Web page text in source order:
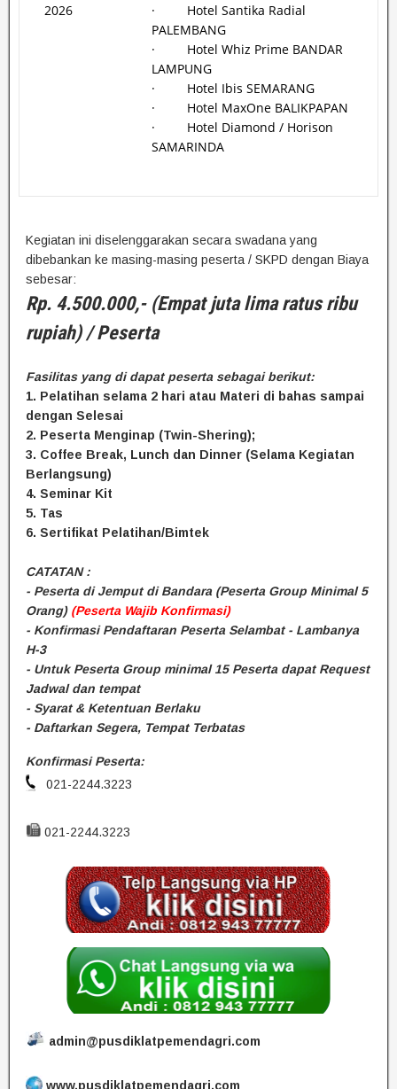
2026
· Hotel Santika Radial
PALEMBANG
· Hotel Whiz Prime BANDAR
LAMPUNG
· Hotel Ibis SEMARANG
· Hotel MaxOne BALIKPAPAN
· Hotel Diamond / Horison
SAMARINDA
Kegiatan ini diselenggarakan secara swadana yang
dibebankan ke masing-masing peserta / SKPD dengan Biaya
sebesar:
Rp. 4.500.000,- (Empat juta lima ratus ribu
rupiah) / Peserta
Fasilitas yang di dapat peserta sebagai berikut:
1. Pelatihan selama 2 hari atau Materi di bahas sampai
dengan Selesai
2. Peserta Menginap (Twin-Shering);
3. Coffee Break, Lunch dan Dinner (Selama Kegiatan
Berlangsung)
4. Seminar Kit
5. Tas
6. Sertifikat Pelatihan/Bimtek
CATATAN :
- Peserta di Jemput di Bandara (Peserta Group Minimal 5
Orang) (Peserta Wajib Konfirmasi)
- Konfirmasi Pendaftaran Peserta Selambat - Lambanya
H-3
- Untuk Peserta Group minimal 15 Peserta dapat Request
Jadwal dan tempat
- Syarat & Ketentuan Berlaku
- Daftarkan Segera, Tempat Terbatas
Konfirmasi Peserta:
021-2244.3223
021-2244.3223
admin@pusdiklatpemendagri.com
www.pusdiklatpemendagri.com